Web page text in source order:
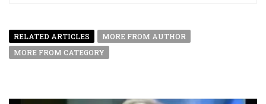
RELATED ARTICLES
MORE FROM AUTHOR
MORE FROM CATEGORY